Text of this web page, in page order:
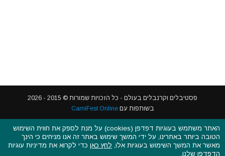
פסטיבלים וקרנבלים בעולם - כל הזכויות שמורות © 2015 - 2026
בשותפות עםCarniFest Online
מדיניות הפרטיות מדיניות עוגיות (קוקיס) כתבו לנו
האתר משתמש בעוגיות דפדפן (cookies) על מנת לספק את חווית השימוש
הטובה ביותר באתרינו, על ידי המשך שימוש באתר זה אנו מניחים כי הינך
מאשר את המשך השימוש בעוגיות אלו,לחץ כאןכדי לקרוא את מדיניות עוגיות
הדפדפן שלנו.